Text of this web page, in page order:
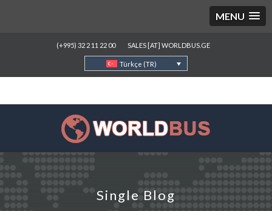
MENU
(+995) 32 2 11 22 00 SALES [AT] WORLDBUS.GE
Türkçe (TR)
Single Blog